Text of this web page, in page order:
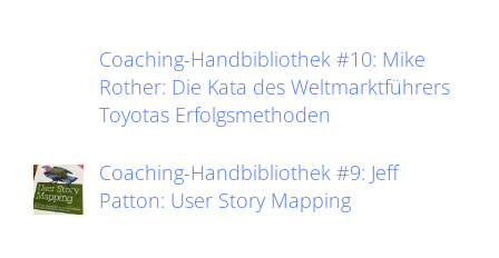
Coaching-Handbibliothek #10: Mike
Rother: Die Kata des Weltmarktführers
Toyotas Erfolgsmethoden
Coaching-Handbibliothek #9: Jeff
Patton: User Story Mapping